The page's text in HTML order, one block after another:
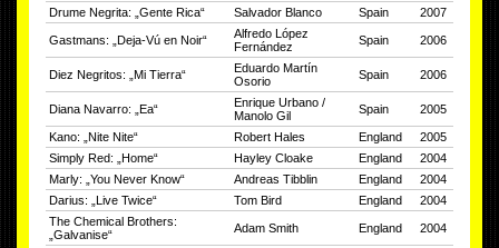
Drume Negrita: „Gente Rica“
Salvador Blanco Spain 2007
Gastmans: „Deja-Vú en Noir“
Alfredo López
Fernández
Spain 2006
Diez Negritos: „Mi Tierra“
Eduardo Martín
Osorio
Spain 2006
Diana Navarro: „Ea“
Enrique Urbano /
Manolo Gil
Spain 2005
Kano: „Nite Nite“ Robert Hales England
2005
Simply Red: „Home“
Hayley Cloake England
2004
Marly: „You Never Know“
Andreas Tibblin England
2004
Darius: „Live Twice“
Tom Bird England
2004
The Chemical Brothers:
„Galvanise“
Adam Smith England 2004